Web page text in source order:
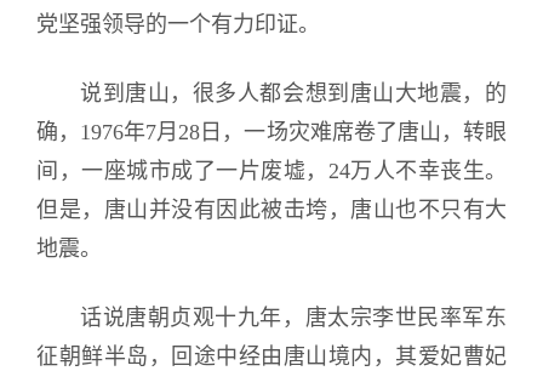
党坚强领导的一个有力印证。
说到唐山，很多人都会想到唐山大地震，的
确，1976年7月28日，一场灾难席卷了唐山，转眼
间，一座城市成了一片废墟，24万人不幸丧生。
但是，唐山并没有因此被击垮，唐山也不只有大
地震。
话说唐朝贞观十九年，唐太宗李世民率军东
征朝鲜半岛，回途中经由唐山境内，其爱妃曹妃